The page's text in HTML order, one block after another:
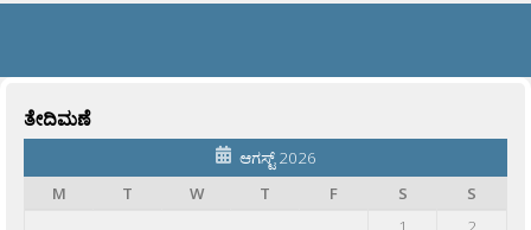
ತೇದಿಮಣೆ
ಆಗಸ್ಟ್ 2026
M
T W T F S
S